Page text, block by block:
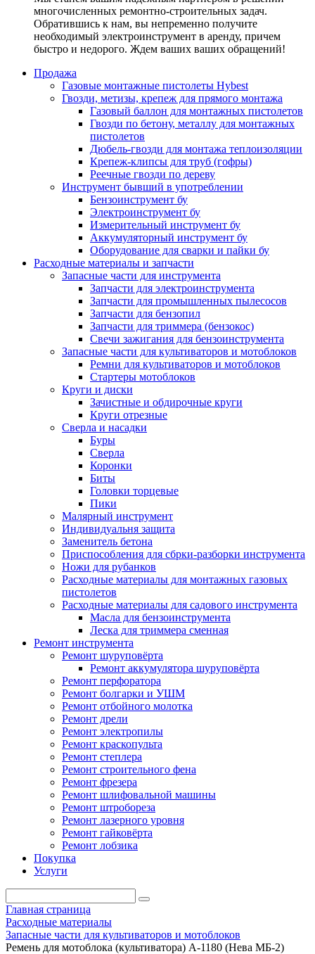
многочисленных ремонтно-строительных задач.
Обратившись к нам, вы непременно получите
необходимый электроинструмент в аренду, причем
быстро и недорого. Ждем ваших ваших обращений!
Продажа
Газовые монтажные пистолеты Hybest
Гвозди, метизы, крепеж для прямого монтажа
Газовый баллон для монтажных пистолетов
Гвозди по бетону, металлу для монтажных
пистолетов
Дюбель-гвозди для монтажа теплоизоляции
Крепеж-клипсы для труб (гофры)
Реечные гвозди по дереву
Инструмент бывший в употреблении
Бензоинструмент бу
Электроинструмент бу
Измерительный инструмент бу
Аккумуляторный инструмент бу
Оборудование для сварки и пайки бу
Расходные материалы и запчасти
Запасные части для инструмента
Запчасти для электроинструмента
Запчасти для промышленных пылесосов
Запчасти для бензопил
Запчасти для триммера (бензокос)
Свечи зажигания для бензоинструмента
Запасные части для культиваторов и мотоблоков
Ремни для культиваторов и мотоблоков
Стартеры мотоблоков
Круги и диски
Зачистные и обдирочные круги
Круги отрезные
Сверла и насадки
Буры
Сверла
Коронки
Биты
Головки торцевые
Пики
Малярный инструмент
Индивидуальня защита
Заменитель бетона
Приспособления для сбрки-разборки инструмента
Ножи для рубанков
Расходные материалы для монтажных газовых
пистолетов
Расходные материалы для садового инструмента
Масла для бензоинструмента
Леска для триммера сменная
Ремонт инструмента
Ремонт шуруповёрта
Ремонт аккумулятора шуруповёрта
Ремонт перфоратора
Ремонт болгарки и УШМ
Ремонт отбойного молотка
Ремонт дрели
Ремонт электропилы
Ремонт краскопульта
Ремонт степлера
Ремонт строительного фена
Ремонт фрезера
Ремонт шлифовальной машины
Ремонт штробореза
Ремонт лазерного уровня
Ремонт гайковёрта
Ремонт лобзика
Покупка
Услуги
Главная страница
Расходные материалы
Запасные части для культиваторов и мотоблоков
Ремень для мотоблока (культиватора) А-1180 (Нева МБ-2)